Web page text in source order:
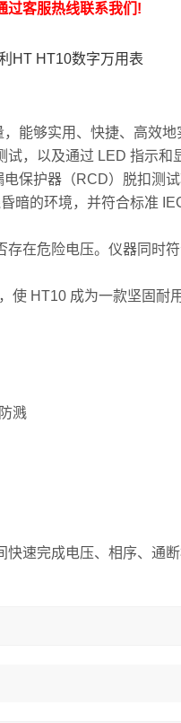
过客服热线联系我们!
能够实用、快捷、高效
，以及通过 LED 指示和
保护器（RCD）脱扣测
暗的环境，并符合标准
在危险电压。仪器同时
使 HT10 成为一款坚固耐
溅
速完成电压、相序、通